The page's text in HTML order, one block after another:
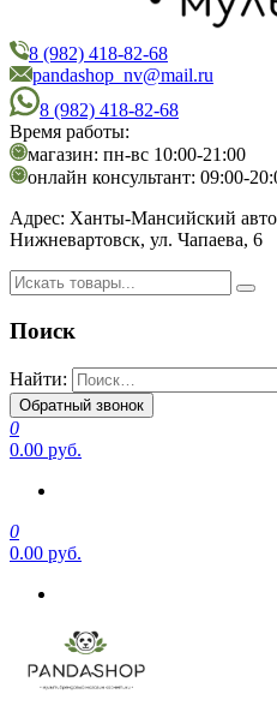
PandaShop
Интернет-магазин косметики
8 (982) 418-82-68
pandashop_nv@mail.ru
8 (982) 418-82-68
Время работы:
магазин: пн-вс 10:00-21:00
онлайн консультант: 09:00-
Адрес: Ханты-Мансийский
Нижневартовск, ул. Чапаева, 6
Поиск
Найти:
Обратный звонок
0
0.00 руб.
0
0.00 руб.